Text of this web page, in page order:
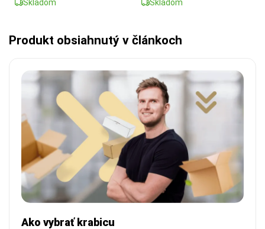
Skladom Skladom
Produkt obsiahnutý v článkoch
Ako vybrať krabicu